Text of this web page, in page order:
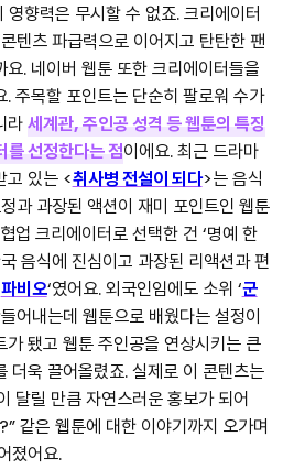
영향력은 무시할 수 없죠. 크리에이터
텐츠 파급력으로 이어지고 탄탄한 팬
. 네이버 웹툰 또한 크리에이터들을
주목할 포인트는 단순히 팔로워 수가
라세계관, 주인공 성격 등 웹툰의 특징
를 선정한다는 점이에요. 최근 드라마
고 있는 <취사병 전설이 되다>는 음식
과 과장된 액션이 재미 포인트인 웹툰
업 크리에이터로 선택한 건 ‘명예 한
음식에 진심이고 과장된 리액션과 편
파비오‘였어요. 외국인임에도 소위 ‘군
어내는데 웹툰으로 배웠다는 설정이
됐고 웹툰 주인공을 연상시키는 큰
더욱 끌어올렸죠. 실제로 이 콘텐츠는
달릴 만큼 자연스러운 홍보가 되어
같은 웹툰에 대한 이야기까지 오가며
졌어요.